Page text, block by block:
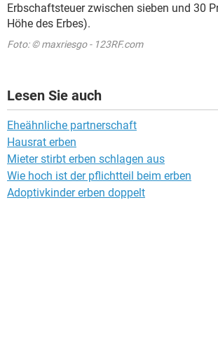
Erbschaftsteuer zwischen sieben und 30
Höhe des Erbes).
Foto: © maxriesgo - 123RF.com
Lesen Sie auch
Eheähnliche partnerschaft
Hausrat erben
Mieter stirbt erben schlagen aus
Wie hoch ist der pflichtteil beim erben
Adoptivkinder erben doppelt